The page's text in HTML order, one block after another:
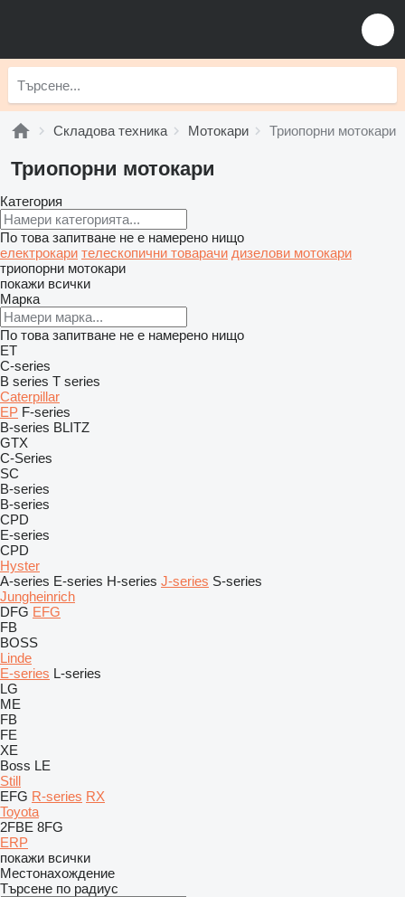
Складова техника Мотокари Триопорни мотокари
Триопорни мотокари
Категория
По това запитване не е намерено нищо
електрокари телескопични товарачи дизелови мотокари
триопорни мотокари
покажи всички
Марка
По това запитване не е намерено нищо
ET
C-series
B series T series
Caterpillar
EP F-series
B-series BLITZ
GTX
C-Series
SC
B-series
B-series
CPD
E-series
CPD
Hyster
A-series E-series H-series J-series S-series
Jungheinrich
DFG EFG
FB
BOSS
Linde
E-series L-series
LG
ME
FB
FE
XE
Boss LE
Still
EFG R-series RX
Toyota
2FBE 8FG
ERP
покажи всички
Местонахождение
Търсене по радиус